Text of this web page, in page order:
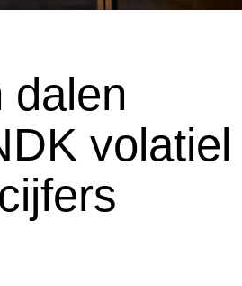
dalen
volatiel